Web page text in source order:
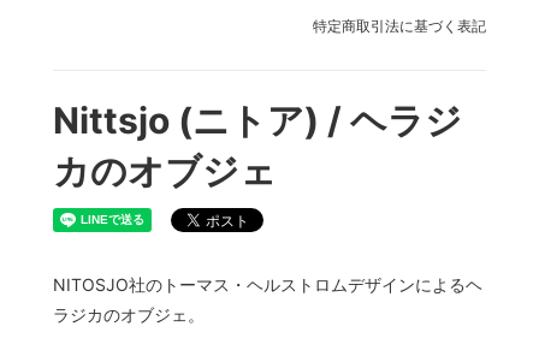
特定商取引法に基づく表記
Nittsjo (ニトア) / ヘラジ
カのオブジェ
NITOSJO社のトーマス・ヘルストロムデザインによるヘ
ラジカのオブジェ。